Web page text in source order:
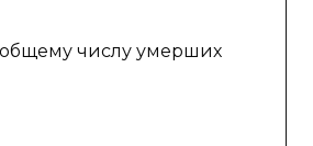
общему числу умерших